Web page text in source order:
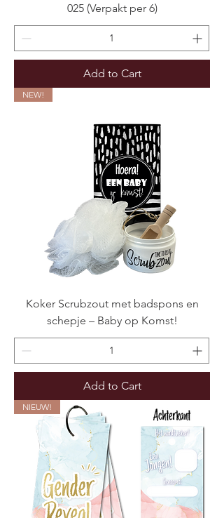
025 (Verpakt per 6)
Add to Cart
NEW!
Koker Scrubzout met badspons en
schepje – Baby op Komst!
Add to Cart
NIEUW!